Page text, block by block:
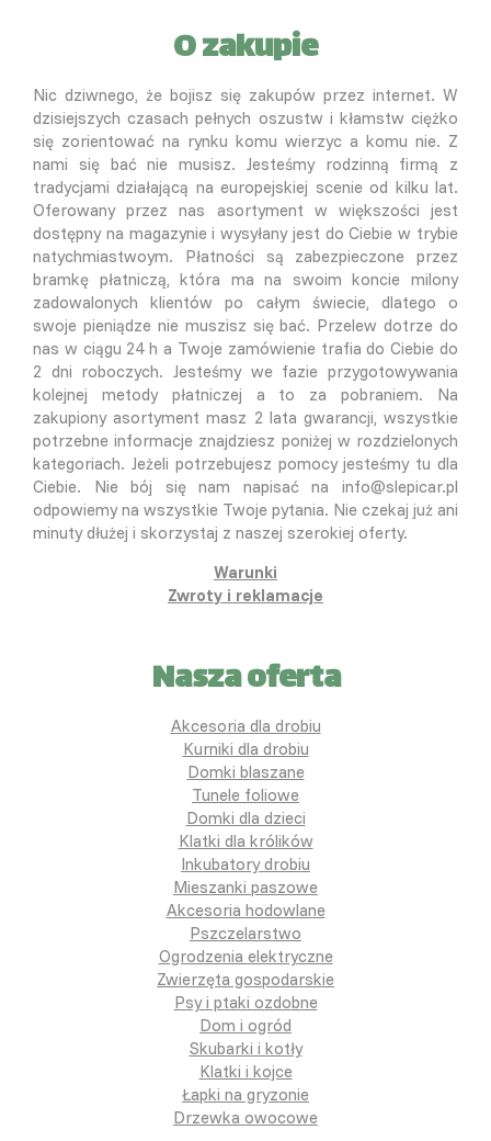
O zakupie
Nic dziwnego, że bojisz się zakupów przez internet. W
dzisiejszych czasach pełnych oszustw i kłamstw ciężko
się zorientować na rynku komu wierzyc a komu nie. Z
nami się bać nie musisz. Jesteśmy rodzinną firmą z
tradycjami działającą na europejskiej scenie od kilku lat.
Oferowany przez nas asortyment w większości jest
dostępny na magazynie i wysyłany jest do Ciebie w trybie
natychmiastwoym. Płatności są zabezpieczone przez
bramkę płatniczą, która ma na swoim koncie milony
zadowalonych klientów po całym świecie, dlatego o
swoje pieniądze nie muszisz się bać. Przelew dotrze do
nas w ciągu 24 h a Twoje zamówienie trafia do Ciebie do
2 dni roboczych. Jesteśmy we fazie przygotowywania
kolejnej metody płatniczej a to za pobraniem. Na
zakupiony asortyment masz 2 lata gwarancji, wszystkie
potrzebne informacje znajdziesz poniżej w rozdzielonych
kategoriach. Jeżeli potrzebujesz pomocy jesteśmy tu dla
Ciebie. Nie bój się nam napisać na info@slepicar.pl
odpowiemy na wszystkie Twoje pytania. Nie czekaj już ani
minuty dłużej i skorzystaj z naszej szerokiej oferty.
Warunki
Zwroty i reklamacje
Nasza oferta
Akcesoria dla drobiu
Kurniki dla drobiu
Domki blaszane
Tunele foliowe
Domki dla dzieci
Klatki dla królików
Inkubatory drobiu
Mieszanki paszowe
Akcesoria hodowlane
Pszczelarstwo
Ogrodzenia elektryczne
Zwierzęta gospodarskie
Psy i ptaki ozdobne
Dom i ogród
Skubarki i kotły
Klatki i kojce
Łapki na gryzonie
Drzewka owocowe